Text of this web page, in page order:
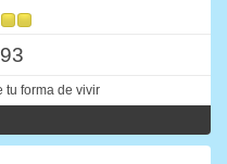
tu forma de vivir